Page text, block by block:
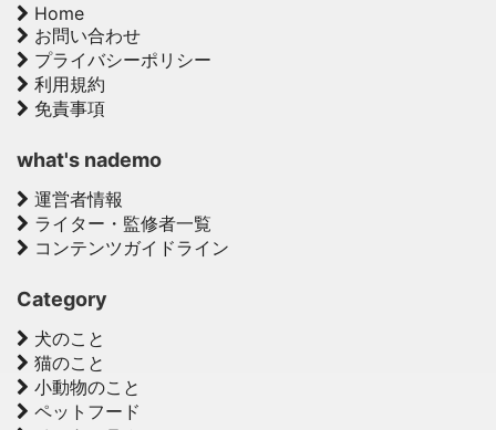
Home
お問い合わせ
プライバシーポリシー
利用規約
免責事項
what's nademo
運営者情報
ライター・監修者一覧
コンテンツガイドライン
Category
犬のこと
猫のこと
小動物のこと
ペットフード